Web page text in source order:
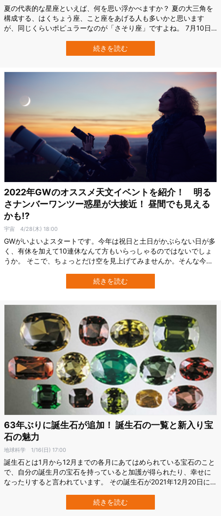
夏の代表的な星座といえば、何を思い浮かべますか？ 夏の大三角を
構成する、はくちょう座、こと座をあげる人も多いかと思います
が、同じくらいポピュラーなのが「さそり座」ですよね。 7月10日
はその観測情報をお届けします！ さそり座のどの星が月に隠れる
の？ さそり座は大きなS字のカーブの形が特徴的で、南の空で目に
続きを読む
2022年GWのオススメ天文イベントを紹介！ 明る
さナンバーワンツー惑星が大接近！ 昼間でも見える
かも!?
宇宙 4/28(木) 18:00
GWがいよいよスタートです。今年は祝日と土日がかぶらない日が多
く、有休を加えて10連休なんて方もいらっしゃるのではないでしょ
うか。 そこで、ちょっとだけ空を見上げてみませんか。そんな今年
つ、どんな天文現象があるのかと、それぞれの見どころ度について
解説します！ 4月29日：水星が今年一番の観測チャンス 見どころレ
続きを読む
63年ぶりに誕生石が追加！ 誕生石の一覧と新入り宝
石の魅力
地球科学 1/16(日) 17:00
誕生石とは1月から12月までの各月にあてはめられている宝石のこと
で、自分の誕生月の宝石を持っていると加護が得られたり、幸せに
なったりすると言われています。 その誕生石が2021年12月20日に
喜びの声やがっかりの声も。 そこで今回は、誕生石の話をお届けし
ます。 そもそも誕生石って誰が決めたの？ Credit: LEONALD JEW…
続きを読む